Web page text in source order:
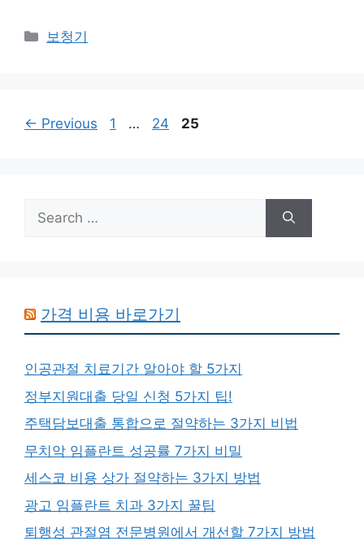
Categories
보청기
← Previous Page
1 … Page
24 Page
25
Search
for:
가격 비용 바로가기
인공관절 치료기간 알아야 할 5가지
정부지원대출 당일 신청 5가지 팁!
주택담보대출 통합으로 절약하는 3가지 비법
무치악 임플란트 성공률 7가지 비밀
세스코 비용 상가 절약하는 3가지 방법
광고 임플란트 치과 3가지 꿀팁
퇴행성 관절염 전문병원에서 개선할 7가지 방법